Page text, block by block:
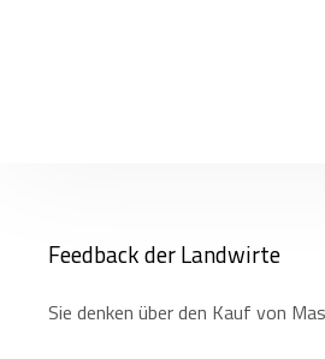
Feedback der Landwirte
Sie denken über den Kauf von